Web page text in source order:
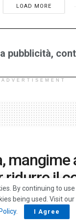
LOAD MORE
pubblicità,
ADVERTISEMENT
mangime
ridurre il
19/01/2024
By continuing to
being used. Visit our
Policy. I Agree